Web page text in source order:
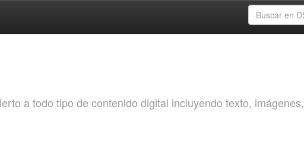
a todo tipo de contenido digital incluyendo texto, imágenes,